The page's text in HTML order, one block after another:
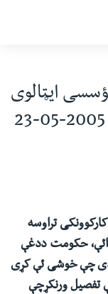
ایټالوی
تراوسه
حکومت ددغې
دی چې خوشی ئې کړی
ورنکړچې